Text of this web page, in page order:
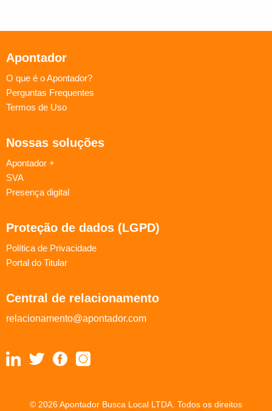
Apontador
O que é o Apontador?
Perguntas Frequentes
Termos de Uso
Nossas soluções
Apontador +
SVA
Presença digital
Proteção de dados (LGPD)
Política de Privacidade
Portal do Titular
Central de relacionamento
relacionamento@apontador.com
© 2026 Apontador Busca Local LTDA. Todos os direitos